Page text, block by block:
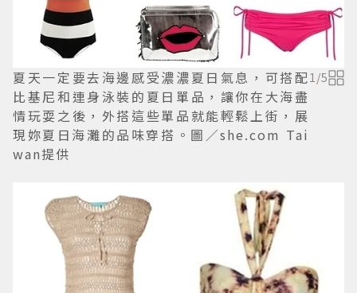
夏天一定要去海邊感受濃濃夏日氣息，可搭配
比基尼和連身泳裝的夏日單品，讓你在大海盡
情玩耍之後，外搭這些單品就能輕鬆上街，展
現妳夏日海灘的品味穿搭。圖／she.com Tai
wan提供
1/5